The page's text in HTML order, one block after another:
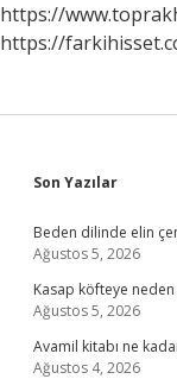
https://
https://
Sidebar
Son Yazılar
Beden dilinde elin
Ağustos 5, 2026
Kasap köfteye
Ağustos 5, 2026
Avamil kitabı ne
Ağustos 4, 2026